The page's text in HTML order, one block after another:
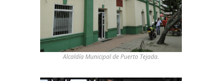
Alcaldía Municipal de Puerto Tejada.